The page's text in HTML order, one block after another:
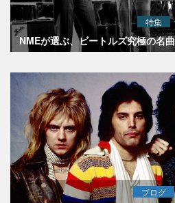
特集
NMEが選ぶ、ビートルズ究極の名
ブログ